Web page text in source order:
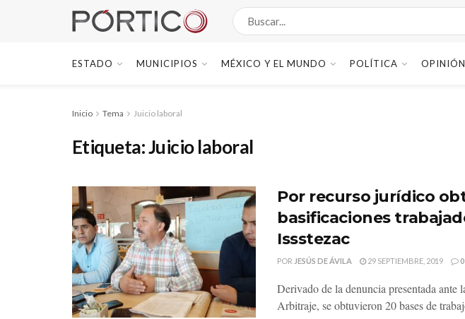
ESTADO MUNICIPIOS MÉXICO Y EL MUNDO POLÍTICA OPINIÓN
Inicio Tema Juicio laboral
Etiqueta:Juicio laboral
Por recurso jurídico
basificaciones
Issstezac
POR JESÚS DE ÁVILA 29 SEPTIEMBRE, 2019 0
Derivado de la denuncia presentada ante
Arbitraje, se obtuvieron 20 bases de